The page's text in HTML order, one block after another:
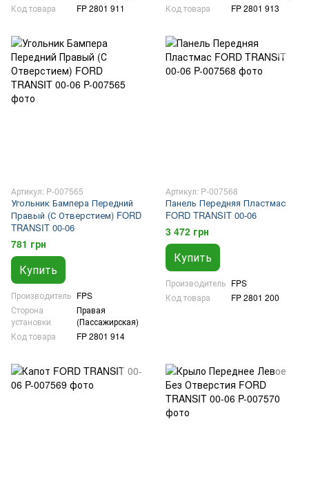
Код товара
FP 2801 911
Код товара
FP 2801 913
Артикул: P-007565
Угольник Бампера Передний
Правый (С Отверстием) FORD
TRANSIT 00-06
781 грн
Купить
Производитель FPS
Сторона
установки
Правая
(Пассажирская)
Код товара
FP 2801 914
Артикул: P-007568
Панель Передняя Пластмас
FORD TRANSIT 00-06
3 472 грн
Купить
Производитель FPS
Код товара
FP 2801 200